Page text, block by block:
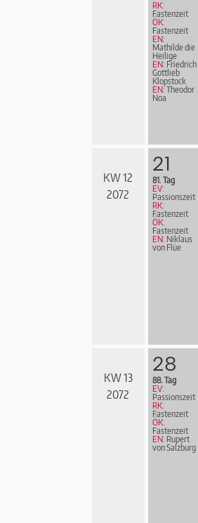
RK:
Fastenzeit
ÖK:
Fastenzeit
EN:
Mathilde die
Heilige
EN: Friedrich
Gottlieb
Klopstock
EN:Theodor
Noa
KW 12
2072
21
81. Tag
EV:
Passionszeit
RK:
Fastenzeit
ÖK:
Fastenzeit
EN: Niklaus
von Flüe
KW 13
2072
28
88. Tag
EV:
Passionszeit
RK:
Fastenzeit
ÖK:
Fastenzeit
EN: Rupert
von Salzburg